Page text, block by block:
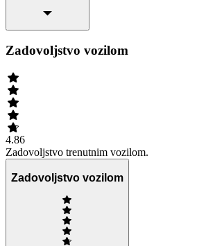
Zadovoljstvo vozilom
4.86
Zadovoljstvo trenutnim vozilom.
Zadovoljstvo vozilom